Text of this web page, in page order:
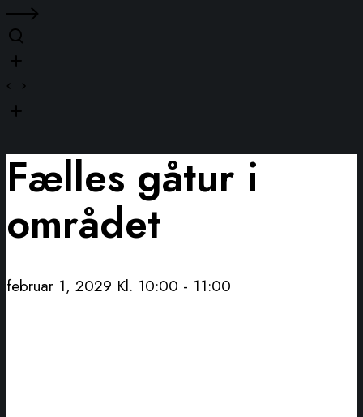
Fælles gåtur i
området
februar 1, 2029 Kl. 10:00 - 11:00